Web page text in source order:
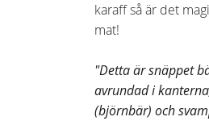
karaff så är det
mat!
"Detta är snäppet
avrundad i
(björnbär) och